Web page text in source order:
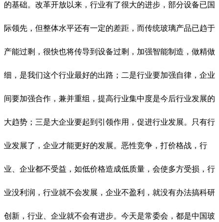
的基础。改革开放以来，行业有了很大的进步，部分设备已国
际领先，但整体水平还有一定的差距，而传统玻璃产品已趋于
产能过剩，很快也将传导到设备过剩，加强智能制造，做精做
细，是我们这个行业最好的出路；二是行业要加强自律，企业
间要加强合作，兼并重组，提高行业集中度是今后行业发展的
大趋势；三是大企业要起到引领作用，促进行业发展。只有行
业发展了，企业才能更好的发展。恶性竞争，打价格战，行
业、企业都不受益，如低价格造成低质量，会使多方受损，行
业没利润，行业就不会发展，企业不盈利，就没有办法搞科研
创新，行业、企业就不会有进步。今天是常委会，都是中国玻